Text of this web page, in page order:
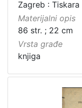
Zagreb :
Materijalni opis
86 str. ; 22 cm
Vrsta građe
knjiga